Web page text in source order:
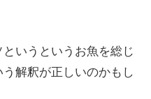
いうというお魚を総じ
解釈が正しいのかもし